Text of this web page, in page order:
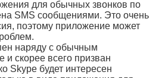
для обычных звонков по
SMS сообщениями. Это очень
поэтому приложение может
наряду с обычным
скорее всего призван
Skype будет интересен